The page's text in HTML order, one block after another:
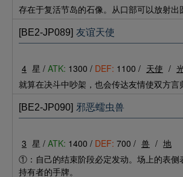
存在于复活节岛的石像。从口部可以放射出
[BE2-JP089] 友谊天使
4 星 / ATK: 1300 / DEF: 1100 / 天使 /
就算在决斗中吵架，也会传达友情使双方言
[BE2-JP090] 邪恶蠕虫兽
3 星 / ATK: 1400 / DEF: 700 / 兽 / 地
①：自己的结束阶段必定发动。场上的表侧
持有者的手牌。